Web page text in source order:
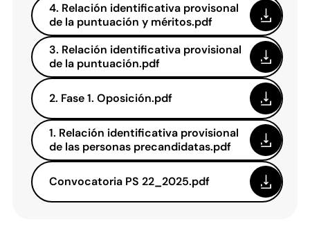
4. Relación identificativa provisonal
de la puntuación y méritos.pdf
3. Relación identificativa provisional
de la puntuación.pdf
2. Fase 1. Oposición.pdf
1. Relación identificativa provisional
de las personas precandidatas.pdf
Convocatoria PS 22_2025.pdf